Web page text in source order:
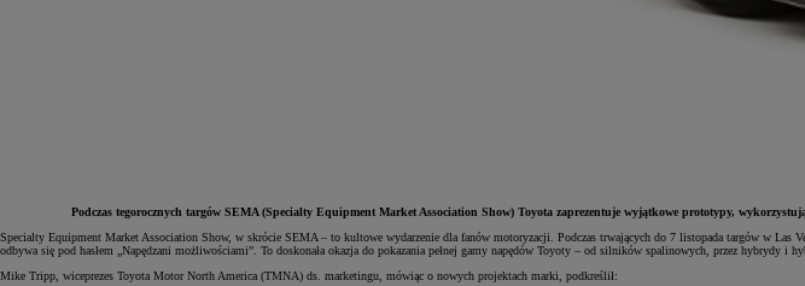
Od81 900 zł
Podczas tegorocznych targów SEMA (Specialty Equipment Market Association Show) Toyota zaprezentuje wyjątkowe prototypy,
Specialty Equipment Market Association Show, w skrócie SEMA – to kultowe wydarzenie dla fanów motoryzacji. Podczas trwających do 7 listopada targów w
odbywa się pod hasłem „Napędzani możliwościami”. To doskonała okazja do pokazania pełnej gamy napędów Toyoty – od silników spalinowych, przez
Mike Tripp, wiceprezes Toyota Motor North America (TMNA) ds. marketingu, mówiąc o nowych projektach marki, podkreślił: